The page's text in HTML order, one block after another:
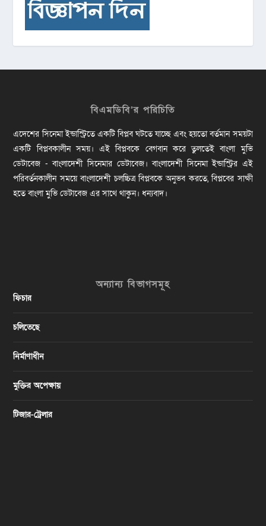
বিএমডিবি’র পরিচিতি
এদেশের সিনেমা ইন্ডাস্ট্রিতে একটি বিপ্লব ঘটতে যাচ্ছে এবং হয়তো বর্তমান সময়টা
একটি বিপ্লবকালীন সময়। এই বিপ্লবকে বেগবান করে তুলতেই বাংলা মুভি
ডেটাবেজ - বাংলাদেশী সিনেমার ডেটাবেজ। বাংলাদেশী সিনেমা ইন্ডাস্ট্রির এই
পরিবর্তনকালীন সময়ে বাংলাদেশী চলচ্চিত্র বিপ্লবকে অনুভব করতে, বিপ্লবের সাক্ষী
হতে বাংলা মুভি ডেটাবেজ এর সাথে থাকুন। ধন্যবাদ।
অন্যান্য বিভাগসমূহ
ফিচার
চলিতেছে
নির্মাণাধীন
মুক্তির অপেক্ষায়
টিজার-ট্রেলার